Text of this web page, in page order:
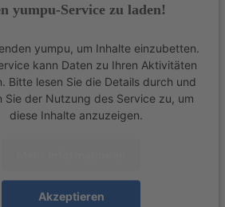
yumpu-Service zu laden!
yumpu, um Inhalte einzubetten.
kann Daten zu Ihren Aktivitäten
Bitte lesen Sie die Details durch und
Sie der Nutzung des Service zu, um
diese Inhalte anzuzeigen.
Akzeptieren